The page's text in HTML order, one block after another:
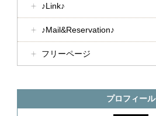
♪Link♪
♪Mail&Reservation♪
フリーページ
プロフィール